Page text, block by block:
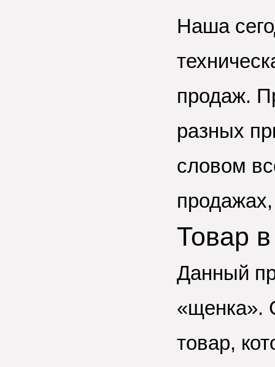
Наша
продаж.
разных
словом
Товар
Данный
«щенка».
товар,